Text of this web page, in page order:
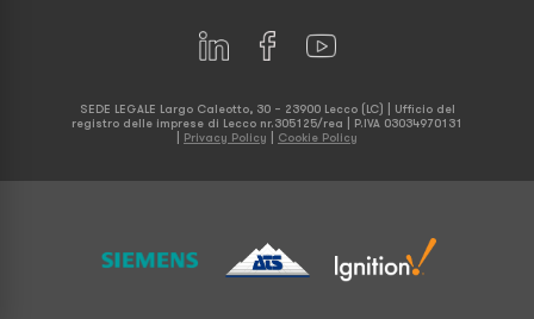
SEDE LEGALE Largo Caleotto, 30 – 23900 Lecco (LC) | Ufficio del
registro delle imprese di Lecco nr.305125/rea | P.IVA 03034970131
Privacy Policy Cookie Policy